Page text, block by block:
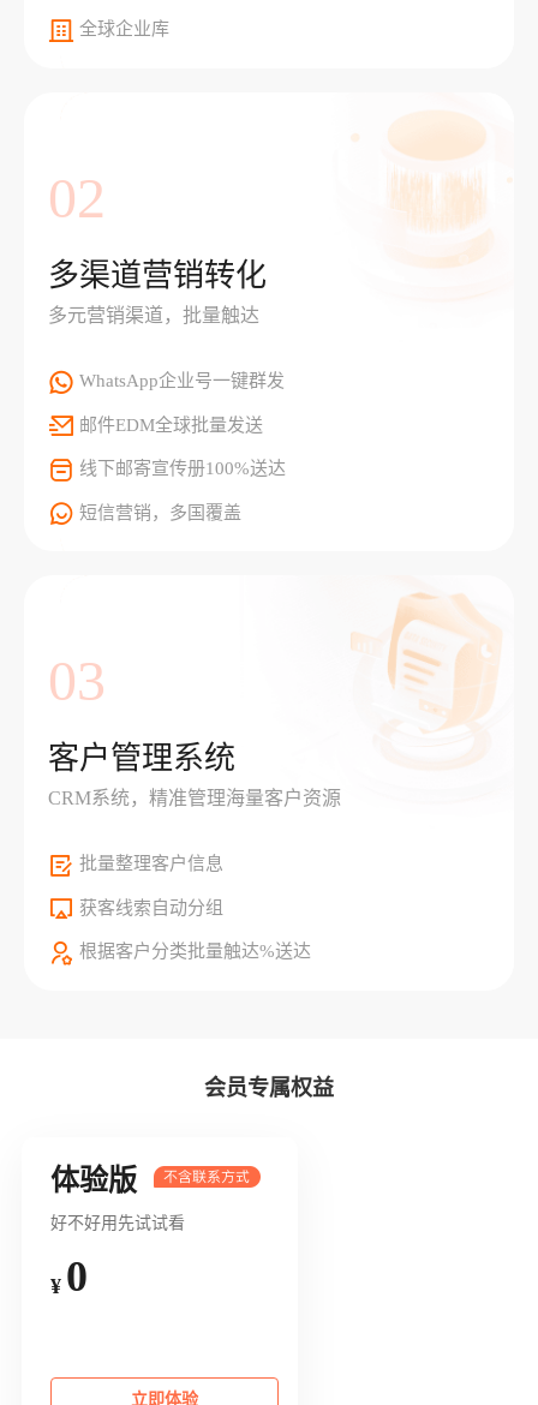
全球企业库
02
多渠道营销转化
多元营销渠道，批量触达
WhatsApp企业号一键群发
邮件EDM全球批量发送
线下邮寄宣传册100%送达
短信营销，多国覆盖
03
客户管理系统
CRM系统，精准管理海量客户资源
批量整理客户信息
获客线索自动分组
根据客户分类批量触达%送达
会员专属权益
体验版
好不好用先试试看
¥ 0
立即体验